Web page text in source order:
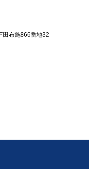
田布施866番地32